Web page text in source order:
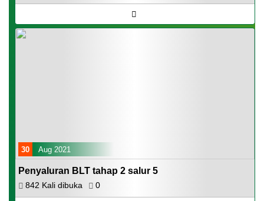
30 Aug 2021
Penyaluran BLT tahap 2 salur 5
842 Kali dibuka 0